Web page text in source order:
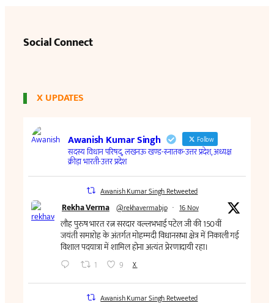
Social Connect
X UPDATES